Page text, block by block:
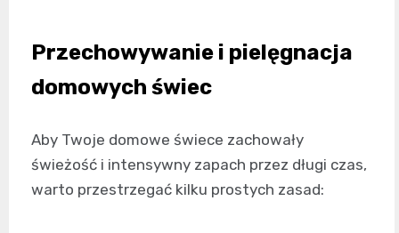
Przechowywanie i pielęgnacja
domowych świec
Aby Twoje domowe świece zachowały
świeżość i intensywny zapach przez długi czas,
warto przestrzegać kilku prostych zasad: